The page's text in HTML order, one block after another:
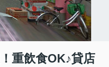
重飲食OK♪貸店